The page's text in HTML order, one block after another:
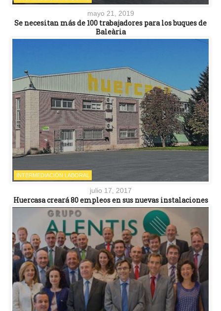
mayo 21, 2019
Se necesitan más de 100 trabajadores para los buques de
Baleària
INTERMEDIACIÓN LABORAL
julio 17, 2017
Huercasa creará 80 empleos en sus nuevas instalaciones